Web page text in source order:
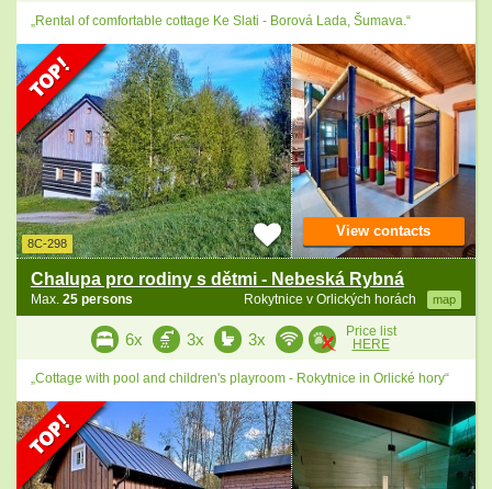
„Rental of comfortable cottage Ke Slati - Borová Lada, Šumava.“
8C-298
Chalupa pro rodiny s dětmi - Nebeská Rybná
Rokytnice v Orlických horách map
Max. 25 persons
View contacts
6x 3x 3x
Price list
HERE
„Cottage with pool and children's playroom - Rokytnice in Orlické hory“